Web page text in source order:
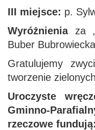
III miejsce: p.
Wyróżnieniaza
Buber
Gratulujemy
tworzenie
Uroczyste
Gminno-
rzeczowe